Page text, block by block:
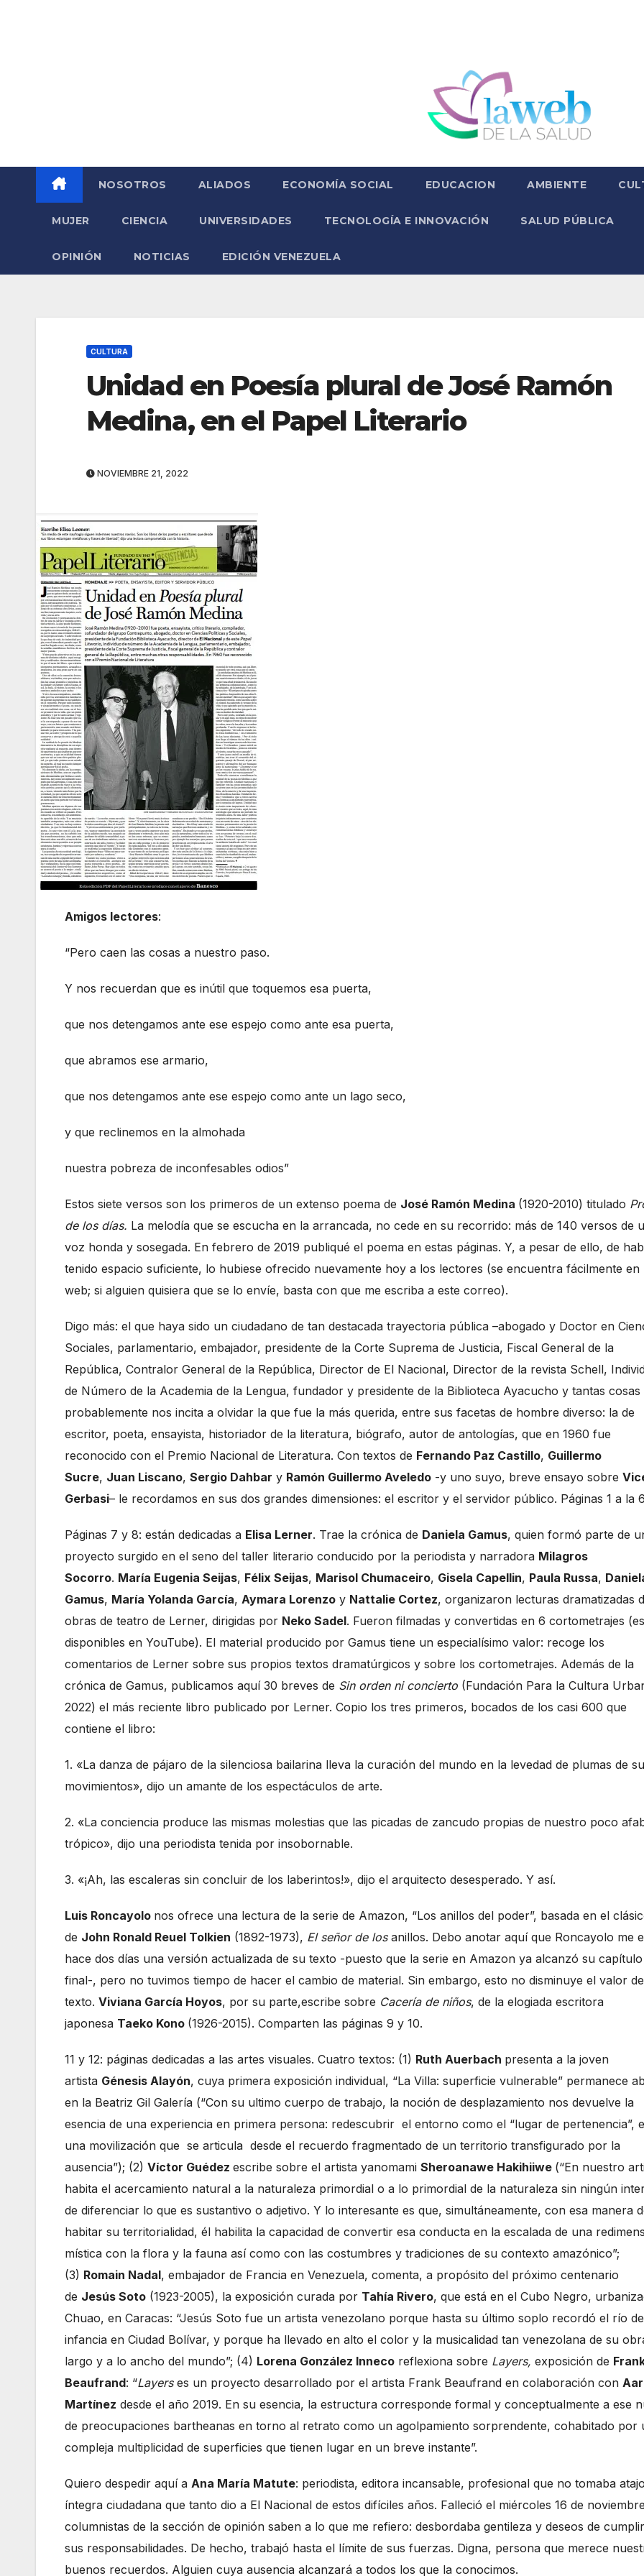
NOSOTROS ALIADOS ECONOMÍA SOCIAL EDUCACION AMBIENTE
MUJER CIENCIA UNIVERSIDADES TECNOLOGÍA E INNOVACIÓN SALUD PÚBLICA
OPINIÓN NOTICIAS EDICIÓN VENEZUELA
CULTURA
Unidad en Poesía plural de José Ramón
Medina, en el Papel Literario
NOVIEMBRE 21, 2022
Amigos lectores:
“Pero caen las cosas a nuestro paso.
Y nos recuerdan que es inútil que toquemos esa puerta,
que nos detengamos ante ese espejo como ante esa puerta,
que abramos ese armario,
que nos detengamos ante ese espejo como ante un lago seco,
y que reclinemos en la almohada
nuestra pobreza de inconfesables odios”
Estos siete versos son los primeros de un extenso poema de José Ramón Medina (1920-2010) titulado
de los días. La melodía que se escucha en la arrancada, no cede en su recorrido: más de 140 versos de
voz honda y sosegada. En febrero de 2019 publiqué el poema en estas páginas. Y, a pesar de ello, de
tenido espacio suficiente, lo hubiese ofrecido nuevamente hoy a los lectores (se encuentra fácilmente en
web; si alguien quisiera que se lo envíe, basta con que me escriba a este correo).
Digo más: el que haya sido un ciudadano de tan destacada trayectoria pública –abogado y Doctor en
Sociales, parlamentario, embajador, presidente de la Corte Suprema de Justicia, Fiscal General de la
República, Contralor General de la República, Director de El Nacional, Director de la revista Schell,
de Número de la Academia de la Lengua, fundador y presidente de la Biblioteca Ayacucho y tantas cosas
probablemente nos incita a olvidar la que fue la más querida, entre sus facetas de hombre diverso: la de
escritor, poeta, ensayista, historiador de la literatura, biógrafo, autor de antologías, que en 1960 fue
reconocido con el Premio Nacional de Literatura. Con textos de Fernando Paz Castillo, Guillermo
Sucre, Juan Liscano, Sergio Dahbar y Ramón Guillermo Aveledo -y uno suyo, breve ensayo sobre
Gerbasi– le recordamos en sus dos grandes dimensiones: el escritor y el servidor público. Páginas 1 a la
Páginas 7 y 8: están dedicadas a Elisa Lerner. Trae la crónica de Daniela Gamus, quien formó parte de
proyecto surgido en el seno del taller literario conducido por la periodista y narradora Milagros
Socorro. María Eugenia Seijas, Félix Seijas, Marisol Chumaceiro, Gisela Capellin, Paula Russa,
Gamus, María Yolanda García, Aymara Lorenzo y Nattalie Cortez, organizaron lecturas dramatizadas
obras de teatro de Lerner, dirigidas por Neko Sadel. Fueron filmadas y convertidas en 6 cortometrajes
disponibles en YouTube). El material producido por Gamus tiene un especialísimo valor: recoge los
comentarios de Lerner sobre sus propios textos dramatúrgicos y sobre los cortometrajes. Además de la
crónica de Gamus, publicamos aquí 30 breves de Sin orden ni concierto (Fundación Para la Cultura
2022) el más reciente libro publicado por Lerner. Copio los tres primeros, bocados de los casi 600 que
contiene el libro:
1. «La danza de pájaro de la silenciosa bailarina lleva la curación del mundo en la levedad de plumas de
movimientos», dijo un amante de los espectáculos de arte.
2. «La conciencia produce las mismas molestias que las picadas de zancudo propias de nuestro poco
trópico», dijo una periodista tenida por insobornable.
3. «¡Ah, las escaleras sin concluir de los laberintos!», dijo el arquitecto desesperado. Y así.
Luis Roncayolo nos ofrece una lectura de la serie de Amazon, “Los anillos del poder”, basada en el
de John Ronald Reuel Tolkien (1892-1973), El señor de los anillos. Debo anotar aquí que Roncayolo me
hace dos días una versión actualizada de su texto -puesto que la serie en Amazon ya alcanzó su capítulo
final-, pero no tuvimos tiempo de hacer el cambio de material. Sin embargo, esto no disminuye el valor
texto. Viviana García Hoyos, por su parte,escribe sobre Cacería de niños, de la elogiada escritora
japonesa Taeko Kono (1926-2015). Comparten las páginas 9 y 10.
11 y 12: páginas dedicadas a las artes visuales. Cuatro textos: (1) Ruth Auerbach presenta a la joven
artista Génesis Alayón, cuya primera exposición individual, “La Villa: superficie vulnerable” permanece
en la Beatriz Gil Galería (“Con su ultimo cuerpo de trabajo, la noción de desplazamiento nos devuelve la
esencia de una experiencia en primera persona: redescubrir el entorno como el “lugar de pertenencia”,
una movilización que se articula desde el recuerdo fragmentado de un territorio transfigurado por la
ausencia”); (2) Víctor Guédez escribe sobre el artista yanomami Sheroanawe Hakihiiwe (“En nuestro
habita el acercamiento natural a la naturaleza primordial o a lo primordial de la naturaleza sin ningún
de diferenciar lo que es sustantivo o adjetivo. Y lo interesante es que, simultáneamente, con esa manera
habitar su territorialidad, él habilita la capacidad de convertir esa conducta en la escalada de una
mística con la flora y la fauna así como con las costumbres y tradiciones de su contexto amazónico”;
(3) Romain Nadal, embajador de Francia en Venezuela, comenta, a propósito del próximo centenario
de Jesús Soto (1923-2005), la exposición curada por Tahía Rivero, que está en el Cubo Negro,
Chuao, en Caracas: “Jesús Soto fue un artista venezolano porque hasta su último soplo recordó el río
infancia en Ciudad Bolívar, y porque ha llevado en alto el color y la musicalidad tan venezolana de su
largo y a lo ancho del mundo”; (4) Lorena González Inneco reflexiona sobre Layers, exposición de
Beaufrand: “Layerses un proyecto desarrollado por el artista Frank Beaufrand en colaboración con
Martínez desde el año 2019. En su esencia, la estructura corresponde formal y conceptualmente a ese
de preocupaciones bartheanas en torno al retrato como un agolpamiento sorprendente, cohabitado por
compleja multiplicidad de superficies que tienen lugar en un breve instante”.
Quiero despedir aquí a Ana María Matute: periodista, editora incansable, profesional que no tomaba
íntegra ciudadana que tanto dio a El Nacional de estos difíciles años. Falleció el miércoles 16 de
columnistas de la sección de opinión saben a lo que me refiero: desbordaba gentileza y deseos de
sus responsabilidades. De hecho, trabajó hasta el límite de sus fuerzas. Digna, persona que merece
buenos recuerdos. Alguien cuya ausencia alcanzará a todos los que la conocimos.